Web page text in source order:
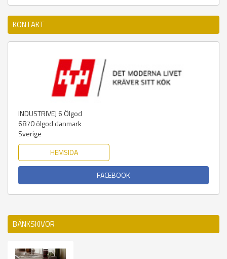
KONTAKT
INDUSTRIVEJ 6 Ölgod
6870ölgod danmark
Sverige
HEMSIDA
FACEBOOK
BÄNKSKIVOR